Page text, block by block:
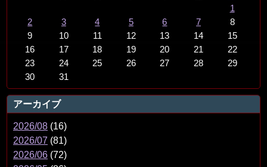
1
2
3 4 5 6 7
8
9
10 11 12 13 14
15
16
17 18 19 20 21
22
23
24 25 26 27 28
29
30
31
アーカイブ
2026/08 (16)
2026/07 (81)
2026/06 (72)